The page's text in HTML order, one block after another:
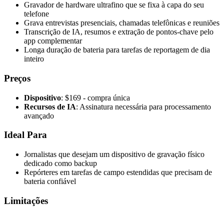
Gravador de hardware ultrafino que se fixa à capa do seu
telefone
Grava entrevistas presenciais, chamadas telefônicas e reuniões
Transcrição de IA, resumos e extração de pontos-chave pelo
app complementar
Longa duração de bateria para tarefas de reportagem de dia
inteiro
Preços
Dispositivo: $169 - compra única
Recursos de IA: Assinatura necessária para processamento
avançado
Ideal Para
Jornalistas que desejam um dispositivo de gravação físico
dedicado como backup
Repórteres em tarefas de campo estendidas que precisam de
bateria confiável
Limitações